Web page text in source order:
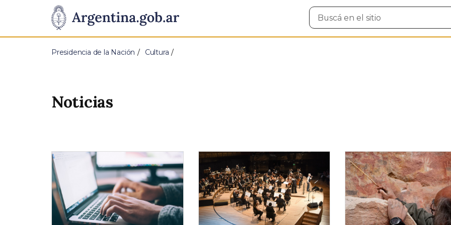
Presidencia
de
Pasar al contenido principal
Buscar
en
Presidencia de la Nación Cultura
Noticias